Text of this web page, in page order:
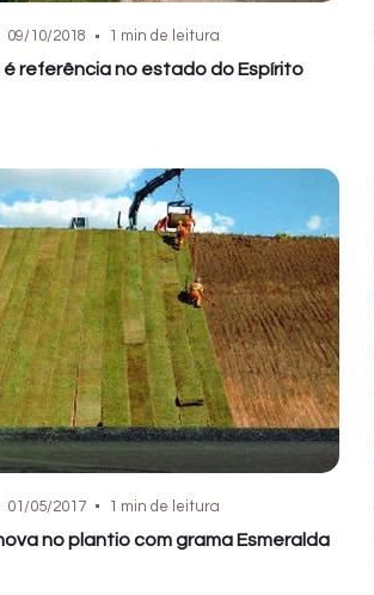
09/10/2018 1 min de leitura
referência no estado do Espírito
01/05/2017 1 min de leitura
no plantio com grama Esmeralda